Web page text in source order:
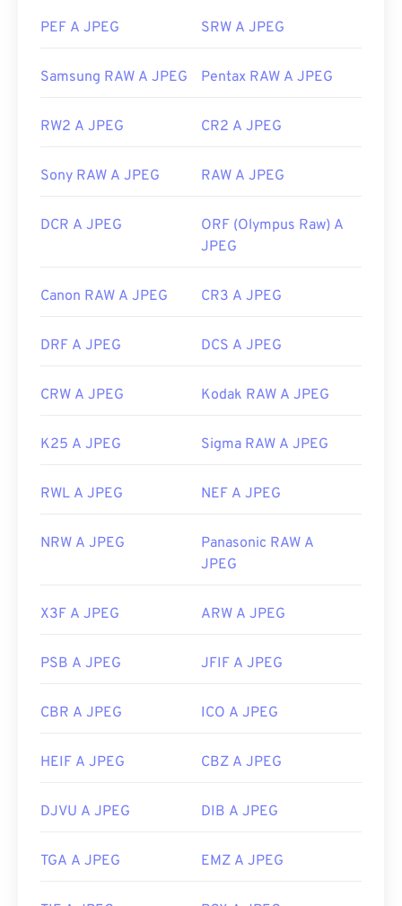
Sviluppato da:
Joint Photographic Experts Group
Link utili:
PEF A JPEG SRW A JPEG
Samsung RAW A JPEG Pentax RAW A JPEG
RW2 A JPEG CR2 A JPEG
Sony RAW A JPEG RAW A JPEG
DCR A JPEG
ORF (Olympus Raw) A
JPEG
Canon RAW A JPEG CR3 A JPEG
DRF A JPEG DCS A JPEG
CRW A JPEG Kodak RAW A JPEG
K25 A JPEG Sigma RAW A JPEG
RWL A JPEG NEF A JPEG
NRW A JPEG
Panasonic RAW A
JPEG
X3F A JPEG ARW A JPEG
PSB A JPEG JFIF A JPEG
CBR A JPEG ICO A JPEG
HEIF A JPEG CBZ A JPEG
DJVU A JPEG DIB A JPEG
TGA A JPEG EMZ A JPEG